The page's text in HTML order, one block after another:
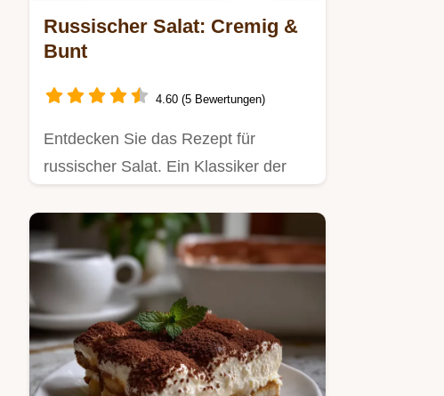
Russischer Salat: Cremig &
Bunt
4.60 (5 Bewertungen)
Entdecken Sie das Rezept für
russischer Salat. Ein Klassiker der
cremiger…